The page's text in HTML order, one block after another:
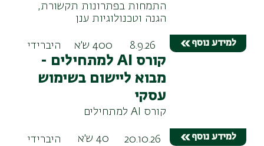
התמחות בפתרונות תקשורת,
הגנה וטכנולוגיות ענן
8.9.26 400 ש'א היברידי למידע נוסף
קורס AI למתחילים -
מבוא ליישום בשימוש
עסקי
קורס AI למתחילים
20.10.26 40 ש'א היברידי למידע נוסף